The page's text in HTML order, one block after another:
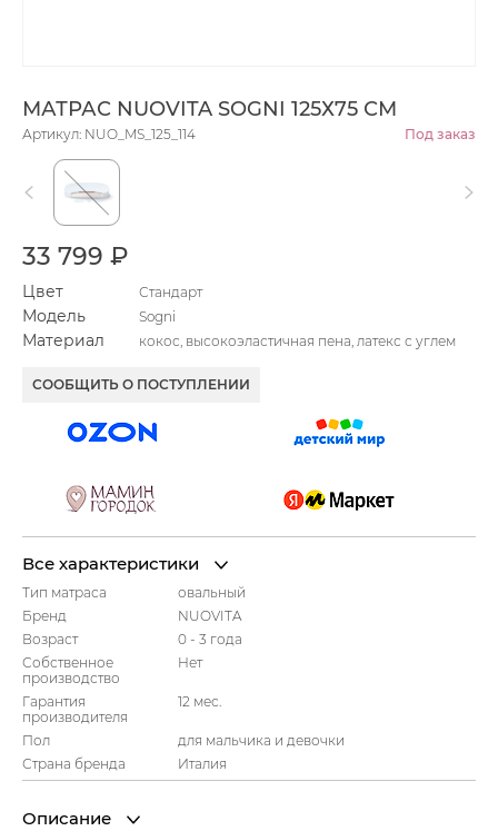
МАТРАС NUOVITA SOGNI 125Х75 СМ
Артикул: NUO_MS_125_114 Под заказ
33 799 ₽
Цвет Стандарт
Модель Sogni
Материал кокос, высокоэластичная пена, латекс с углем
СООБЩИТЬ О ПОСТУПЛЕНИИ
Все характеристики
Тип матраса
овальный
Бренд
NUOVITA
Возраст
0 - 3 года
Собственное
производство
Нет
Гарантия
производителя
12 мес.
Пол
для мальчика и девочки
Страна бренда
Италия
Описание